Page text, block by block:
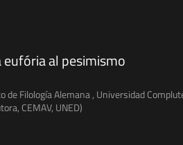
al pesimismo
de Filología Alemana , Universidad
CEMAV, UNED)